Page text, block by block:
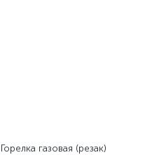
Горелка газовая (резак)